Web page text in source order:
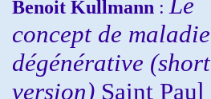
Benoit Kullmann :
concept de maladie
dégénérative (short
version) Saint Paul